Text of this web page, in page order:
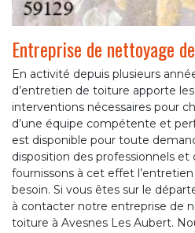
Entreprise de nettoyage
En activité depuis plusieurs
d’entretien de toiture apporte
interventions nécessaires pour
d’une équipe compétente et
est disponible pour toute
disposition des professionnels et
fournissons à cet effet
besoin. Si vous êtes sur le
à contacter notre entreprise de
toiture à Avesnes Les Aubert.